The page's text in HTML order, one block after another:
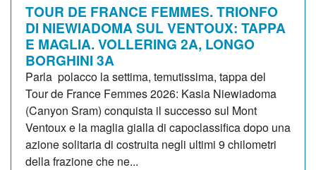
TOUR DE FRANCE FEMMES. TRIONFO
DI NIEWIADOMA SUL VENTOUX: TAPPA
E MAGLIA. VOLLERING 2A, LONGO
BORGHINI 3A
Parla polacco la settima, temutissima, tappa del
Tour de France Femmes 2026: Kasia Niewiadoma
(Canyon Sram) conquista il successo sul Mont
Ventoux e la maglia gialla di capoclassifica dopo una
azione solitaria di costruita negli ultimi 9 chilometri
della frazione che ne...